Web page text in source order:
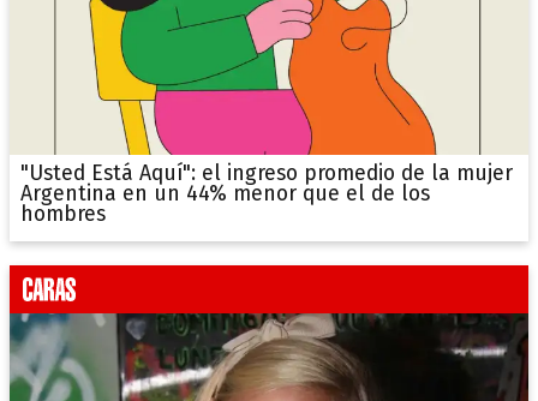
"Usted Está Aquí": el ingreso promedio de la mujer
Argentina en un 44% menor que el de los
hombres